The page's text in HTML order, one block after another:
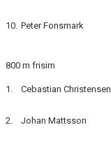
10. Peter Fonsmark
800 m frisim
1. Cebastian Christensen
2. Johan Mattsson